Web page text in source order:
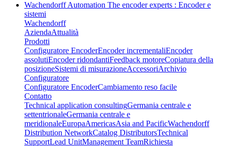
Wachendorff Automation The encoder experts : Encoder e
sistemi
Wachendorff
AziendaAttualità
Prodotti
Configuratore EncoderEncoder incrementaliEncoder
assolutiEncoder ridondantiFeedback motoreCopiatura della
posizioneSistemi di misurazioneAccessoriArchivio
Configuratore
Configuratore EncoderCambiamento reso facile
Contatto
Technical application consultingGermania centrale e
settentrionaleGermania centrale e
meridionaleEuropaAmericasAsia and PacificWachendorff
Distribution NetworkCatalog DistributorsTechnical
SupportLead UnitManagement TeamRichiesta